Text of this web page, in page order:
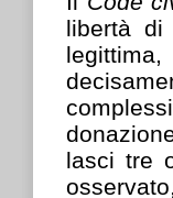
libertà
lasci tre